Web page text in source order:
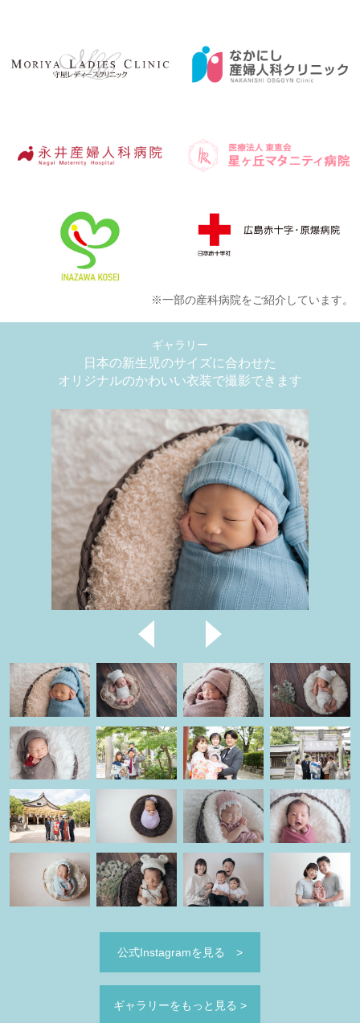
※一部の産科病院をご紹介しています。
ギャラリー
日本の新生児のサイズに合わせた
オリジナルのかわいい衣装で撮影できます
公式Instagramを見る >
ギャラリーをもっと見る >